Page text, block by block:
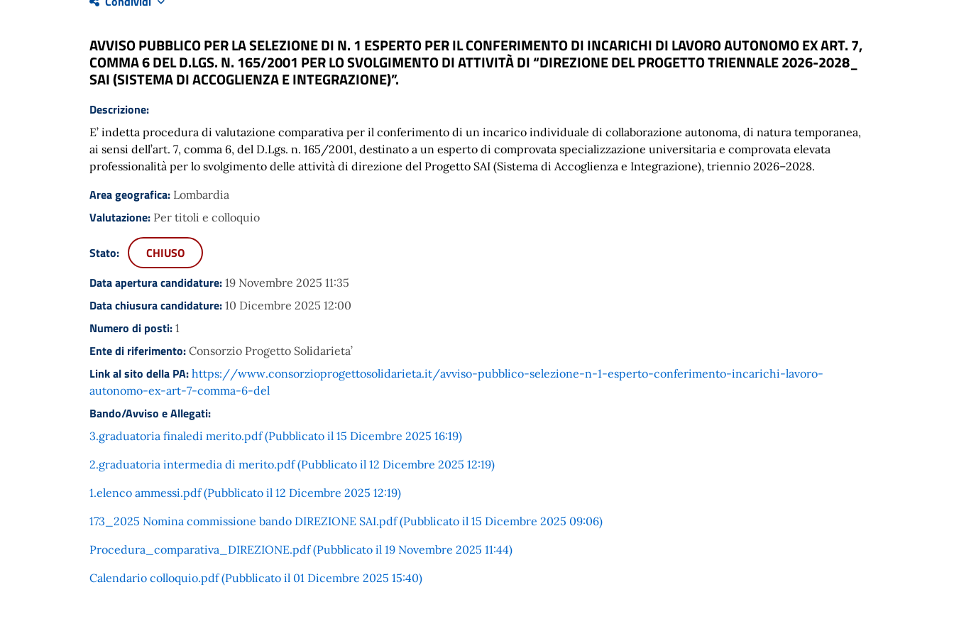
AVVISO PUBBLICO PER LA SELEZIONE DI N. 1 ESPERTO PER IL CONFERIMENTO DI INCARICHI DI LAVORO AUTONOMO EX ART. 7,
COMMA 6 DEL D.LGS. N. 165/2001 PER LO SVOLGIMENTO DI ATTIVITÀ DI “DIREZIONE DEL PROGETTO TRIENNALE 2026-2028_
SAI (SISTEMA DI ACCOGLIENZA E INTEGRAZIONE)”.
Descrizione:
E’ indetta procedura di valutazione comparativa per il conferimento di un incarico individuale di collaborazione autonoma, di natura temporanea,
ai sensi dell’art. 7, comma 6, del D.Lgs. n. 165/2001, destinato a un esperto di comprovata specializzazione universitaria e comprovata elevata
professionalità per lo svolgimento delle attività di direzione del Progetto SAI (Sistema di Accoglienza e Integrazione), triennio 2026–2028.
Area geografica: Lombardia
Valutazione: Per titoli e colloquio
Stato:
CHIUSO
Data apertura candidature: 19 Novembre 2025 11:35
Data chiusura candidature: 10 Dicembre 2025 12:00
Numero di posti: 1
Ente di riferimento: Consorzio Progetto Solidarieta’
Link al sito della PA: https://www.consorzioprogettosolidarieta.it/avviso-pubblico-selezione-n-1-esperto-conferimento-incarichi-lavoro-
autonomo-ex-art-7-comma-6-del
Bando/Avviso e Allegati:
3.graduatoria finaledi merito.pdf (Pubblicato il 15 Dicembre 2025 16:19)
2.graduatoria intermedia di merito.pdf (Pubblicato il 12 Dicembre 2025 12:19)
1.elenco ammessi.pdf (Pubblicato il 12 Dicembre 2025 12:19)
173_2025 Nomina commissione bando DIREZIONE SAI.pdf (Pubblicato il 15 Dicembre 2025 09:06)
Procedura_comparativa_DIREZIONE.pdf (Pubblicato il 19 Novembre 2025 11:44)
Calendario colloquio.pdf (Pubblicato il 01 Dicembre 2025 15:40)